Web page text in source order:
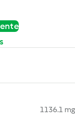
1136.1 mg